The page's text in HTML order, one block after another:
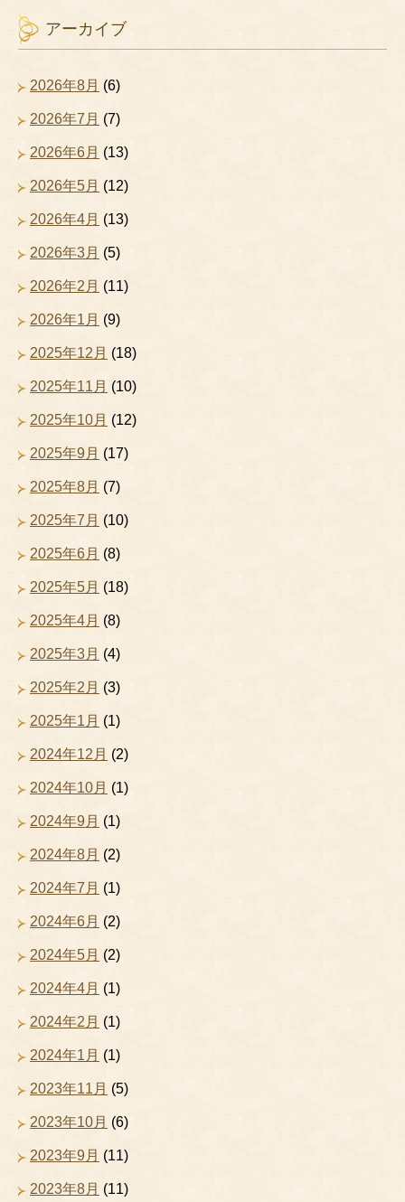
アーカイブ
2026年8月 (6)
2026年7月 (7)
2026年6月 (13)
2026年5月 (12)
2026年4月 (13)
2026年3月 (5)
2026年2月 (11)
2026年1月 (9)
2025年12月 (18)
2025年11月 (10)
2025年10月 (12)
2025年9月 (17)
2025年8月 (7)
2025年7月 (10)
2025年6月 (8)
2025年5月 (18)
2025年4月 (8)
2025年3月 (4)
2025年2月 (3)
2025年1月 (1)
2024年12月 (2)
2024年10月 (1)
2024年9月 (1)
2024年8月 (2)
2024年7月 (1)
2024年6月 (2)
2024年5月 (2)
2024年4月 (1)
2024年2月 (1)
2024年1月 (1)
2023年11月 (5)
2023年10月 (6)
2023年9月 (11)
2023年8月 (11)